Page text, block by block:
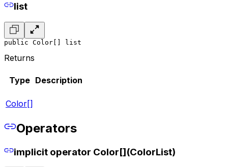
list
public Color[] list
Returns
Type Description
Color[]
Operators
implicit operator Color[](ColorList)